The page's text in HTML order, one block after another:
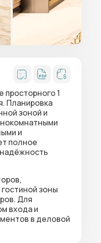
просторного1
Планировка
зоной и
и
полное
зоны
Для
входа и
в деловой